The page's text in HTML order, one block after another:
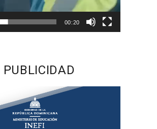
00:20
PUBLICIDAD